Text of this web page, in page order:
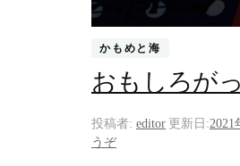
かもめと海
おもしろが
投稿者: editor 更新日:2021
うぞ(お